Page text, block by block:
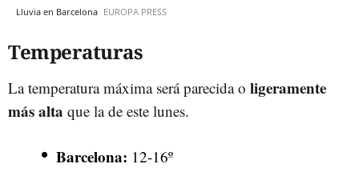
Lluvia en Barcelona EUROPA PRESS
Temperaturas
La temperatura máxima será parecida o ligeramente
más alta que la de este lunes.
Barcelona: 12-16º